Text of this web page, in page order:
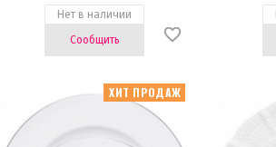
Нет в наличии
Сообщить
ХИТ ПРОДАЖ